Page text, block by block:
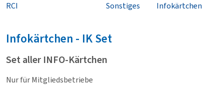
RCI
Sonstiges Infokärtchen
Infokärtchen - IKSet
Set aller INFO-Kärtchen
Nur für Mitgliedsbetriebe